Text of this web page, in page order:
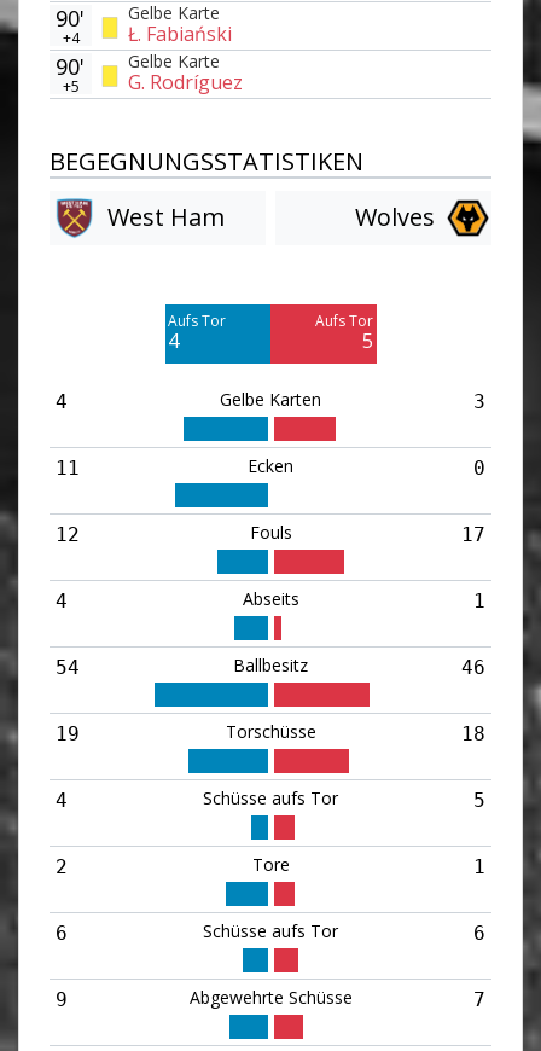
Gelbe Karte
Ł. Fabiański
90'
+4
Gelbe Karte
G. Rodríguez
90'
+5
BEGEGNUNGSSTATISTIKEN
West Ham
Wolves
Aufs Tor
4
Aufs Tor
5
4 Gelbe Karten 3
11 Ecken 0
12 Fouls 17
4 Abseits 1
54 Ballbesitz 46
19 Torschüsse 18
4 Schüsse aufs Tor 5
2 Tore 1
6 Schüsse aufs Tor 6
9 Abgewehrte Schüsse 7